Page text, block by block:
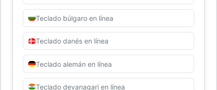
Teclado búlgaro en línea
Teclado danés en línea
Teclado alemán en línea
Teclado devanagari en línea